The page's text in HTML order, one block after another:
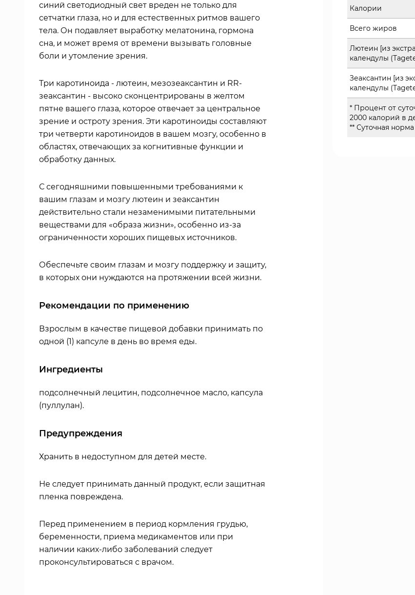
синий светодиодный свет вреден не только для
сетчатки глаза, но и для естественных ритмов вашего
тела. Он подавляет выработку мелатонина, гормона
сна, и может время от времени вызывать головные
боли и утомление зрения.
Три каротиноида - лютеин, мезозеаксантин и RR-
зеаксантин - высоко сконцентрированы в желтом
пятне вашего глаза, которое отвечает за центральное
зрение и остроту зрения. Эти каротиноиды составляют
три четверти каротиноидов в вашем мозгу, особенно в
областях, отвечающих за когнитивные функции и
обработку данных.
С сегодняшними повышенными требованиями к
вашим глазам и мозгу лютеин и зеаксантин
действительно стали незаменимыми питательными
веществами для «образа жизни», особенно из-за
ограниченности хороших пищевых источников.
Обеспечьте своим глазам и мозгу поддержку и защиту,
в которых они нуждаются на протяжении всей жизни.
Рекомендации по применению
Взрослым в качестве пищевой добавки принимать по
одной (1) капсуле в день во время еды.
Ингредиенты
подсолнечный лецитин, подсолнечное масло, капсула
(пуллулан).
Предупреждения
Хранить в недоступном для детей месте.
Не следует принимать данный продукт, если защитная
пленка повреждена.
Перед применением в период кормления грудью,
беременности, приема медикаментов или при
наличии каких-либо заболеваний следует
проконсультироваться с врачом.
Калории
Всего жиров
Лютеин [из
календулы
Зеаксантин [из
календулы
* Процент от
2000 калорий в
** Суточная